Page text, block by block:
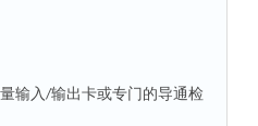
输入/输出卡或专门的导通检